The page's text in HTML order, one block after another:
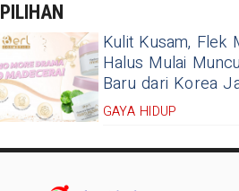
PILIHAN
Kulit Kusam, Flek
Halus Mulai
Baru dari Korea
GAYA HIDUP